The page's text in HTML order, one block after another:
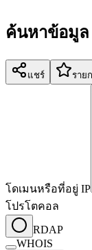
ค้นหาข้อมูล
แชร์ ราย
โดเมนหรือที่อยู่ IP
โปรโตคอล
RDAP
WHOIS